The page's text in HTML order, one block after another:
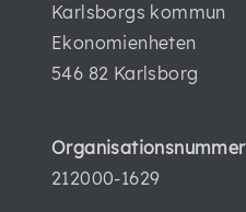
Karlsborgs kommun
Ekonomienheten
546 82 Karlsborg
212000-1629